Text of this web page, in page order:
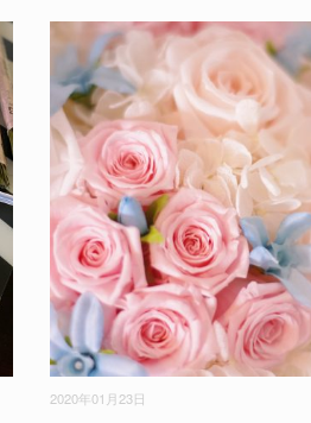
2020年01月23日